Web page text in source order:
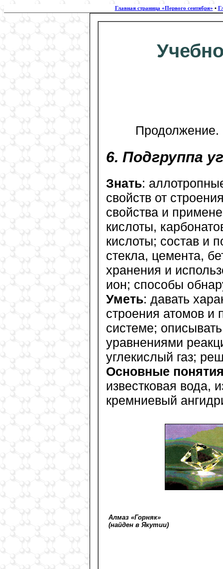
Главная страница «Первого сентября» •
Продолжение.
6. Подгруппа
Знать:
свойств от
свойства и
кислоты,
кислоты; состав и
стекла, цемента,
хранения и
ион; способы
Уметь: давать
строения атомов и
системе;
уравнениями
углекислый газ;
Основные
известковая вода,
кремниевый
Алмаз «Горняк»
(найден в Якутии)